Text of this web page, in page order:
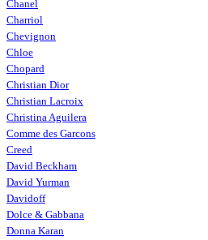
Chanel
Charriol
Chevignon
Chloe
Chopard
Christian Dior
Christian Lacroix
Christina Aguilera
Comme des Garcons
Creed
David Beckham
David Yurman
Davidoff
Dolce & Gabbana
Donna Karan